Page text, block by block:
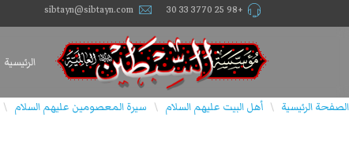
+98 25 3770 33 30
sibtayn@sibtayn.com
الرئيسية
الصفحة الرئيسية \ أهل البيت عليهم السلام \ سيرة المعصومين عليهم السلام \